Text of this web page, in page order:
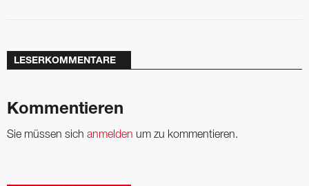
LESERKOMMENTARE
Kommentieren
Sie müssen sich anmelden um zu kommentieren.